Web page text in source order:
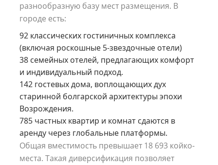
разнообразную базу мест размещения. В
городе есть:
92 классических гостиничных комплекса
(включая роскошные 5-звездочные отели)
38 семейных отелей, предлагающих комфорт
и индивидуальный подход.
142 гостевых дома, воплощающих дух
старинной болгарской архитектуры эпохи
Возрождения.
785 частных квартир и комнат сдаются в
аренду через глобальные платформы.
Общая вместимость превышает 18 693 койко-
места. Такая диверсификация позволяет